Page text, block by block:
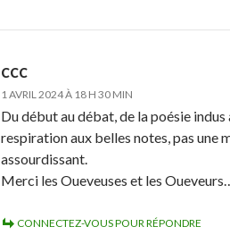
CCC
1 AVRIL 2024 À 18 H 30 MIN
Du début au débat, de la poésie indus
respiration aux belles notes, pas une
assourdissant.
Merci les Oueveuses et les
CONNECTEZ-VOUS POUR RÉPONDRE